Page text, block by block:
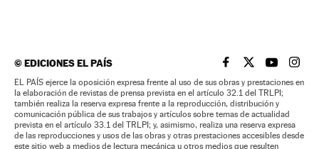
©EDICIONES EL PAÍS EL PAÍS BRASIL EN
EL PAÍSEL PAÍS
EL
EL PAÍS ejerce la oposición expresa frente al uso de sus obras y prestaciones en
la elaboración de revistas de prensa prevista en el artículo 32.1 del TRLPI;
también realiza la reserva expresa frente a la reproducción, distribución y
comunicación pública de sus trabajos y artículos sobre temas de actualidad
prevista en el artículo 33.1 del TRLPI; y, asimismo, realiza una reserva expresa
de las reproducciones y usos de las obras y otras prestaciones accesibles desde
este sitio web a medios de lectura mecánica u otros medios que resulten